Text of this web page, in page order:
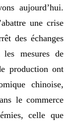
aujourd’hui.
une crise
des échanges
mesures de
production ont
chinoise,
le commerce
celle que